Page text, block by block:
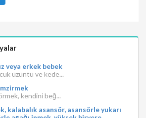
veya erkek bebek
üzüntü ve kede...
kendini beğ...
kalabalık asansör, asansörle yukarı